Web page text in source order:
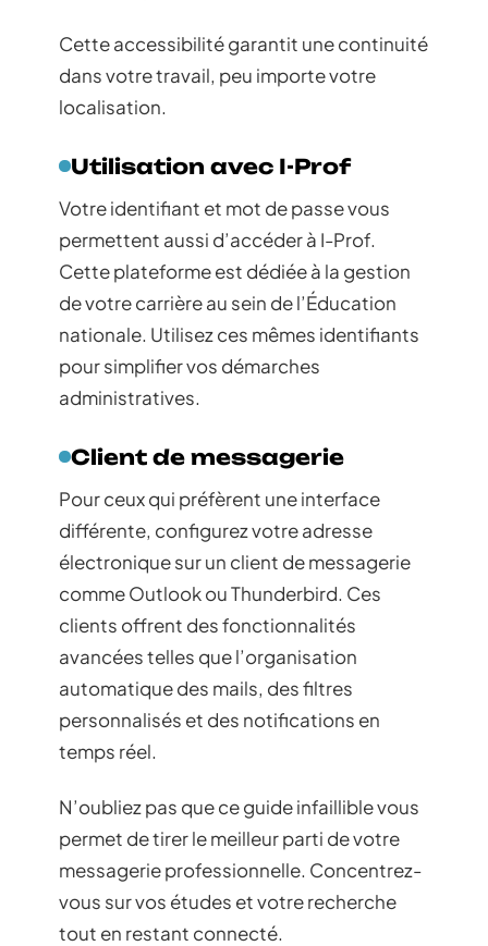
Cette accessibilité garantit une continuité
dans votre travail, peu importe votre
localisation.
Utilisation avec I-Prof
Votre identifiant et mot de passe vous
permettent aussi d’accéder à I-Prof.
Cette plateforme est dédiée à la gestion
de votre carrière au sein de l’Éducation
nationale. Utilisez ces mêmes identifiants
pour simplifier vos démarches
administratives.
Client de messagerie
Pour ceux qui préfèrent une interface
différente, configurez votre adresse
électronique sur un client de messagerie
comme Outlook ou Thunderbird. Ces
clients offrent des fonctionnalités
avancées telles que l’organisation
automatique des mails, des filtres
personnalisés et des notifications en
temps réel.
N’oubliez pas que ce guide infaillible vous
permet de tirer le meilleur parti de votre
messagerie professionnelle. Concentrez-
vous sur vos études et votre recherche
tout en restant connecté.